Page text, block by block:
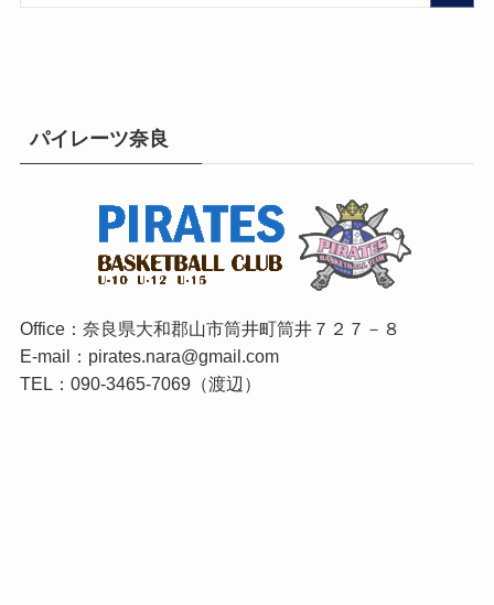
パイレーツ奈良
Office：奈良県大和郡山市筒井町筒井７２７－８
E-mail：pirates.nara@gmail.com
TEL：090-3465-7069（渡辺）